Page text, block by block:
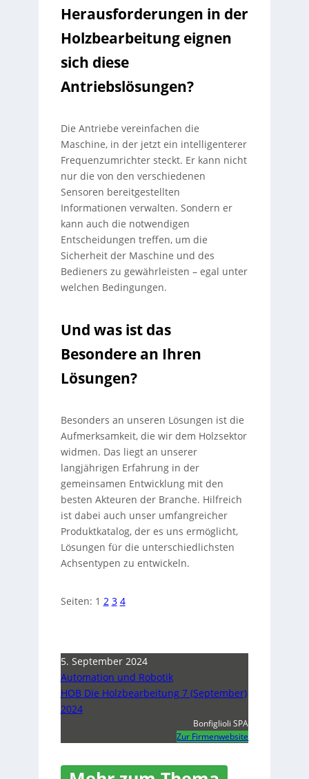
Herausforderungen in der
Holzbearbeitung eignen
sich diese
Antriebslösungen?
Die Antriebe vereinfachen die
Maschine, in der jetzt ein intelligenterer
Frequenzumrichter steckt. Er kann nicht
nur die von den verschiedenen
Sensoren bereitgestellten
Informationen verwalten. Sondern er
kann auch die notwendigen
Entscheidungen treffen, um die
Sicherheit der Maschine und des
Bedieners zu gewährleisten – egal unter
welchen Bedingungen.
Und was ist das
Besondere an Ihren
Lösungen?
Besonders an unseren Lösungen ist die
Aufmerksamkeit, die wir dem Holzsektor
widmen. Das liegt an unserer
langjährigen Erfahrung in der
gemeinsamen Entwicklung mit den
besten Akteuren der Branche. Hilfreich
ist dabei auch unser umfangreicher
Produktkatalog, der es uns ermöglicht,
Lösungen für die unterschiedlichsten
Achsentypen zu entwickeln.
Seiten: 1 2 3 4
5. September 2024
Automation und Robotik
HOB Die Holzbearbeitung 7 (September)
2024
Bonfiglioli SPA
Zur Firmenwebsite